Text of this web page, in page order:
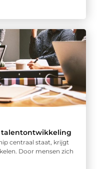
talentontwikkeling
centraal staat, krijgt
Door mensen zich